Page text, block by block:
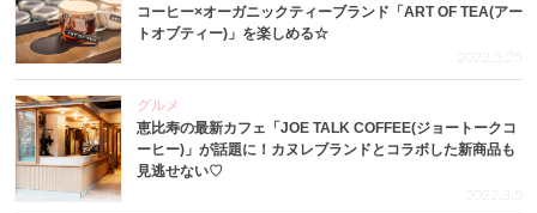
コーヒー×オーガニックティーブランド「ART OF TEA(アー
トオブティー)」を楽しめる☆
グルメ
恵比寿の最新カフェ「JOE TALK COFFEE(ジョートークコ
ーヒー)」が話題に！カヌレブランドとコラボした新商品も
見逃せない♡
2022.3.5